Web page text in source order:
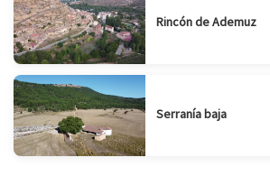
Rincón de Ademuz
Serranía baja